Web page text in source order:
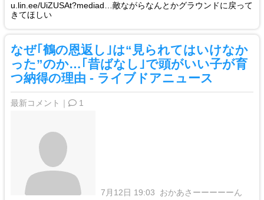
u.lin.ee/UiZUSAt?mediad…敵ながらなんとかグラウンドに戻って
きてほしい
なぜ｢鶴の恩返し｣は“見られてはいけなか
った”のか…｢昔ばなし｣で頭がいい子が育
つ納得の理由 - ライブドアニュース
最新コメント｜ 1
7月12日 19:03 おかあさーーーーーん